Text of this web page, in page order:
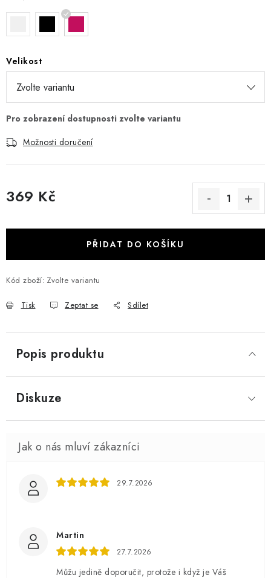
Velikost
Možnosti doručení
369 Kč
PŘIDAT DO KOŠÍKU
Kód zboží: Zvolte variantu
Tisk Zeptat se Sdílet
Popis produktu
Diskuze
29.7.2026
Martin
27.7.2026
Můžu jedině doporučit, protože i když je Váš